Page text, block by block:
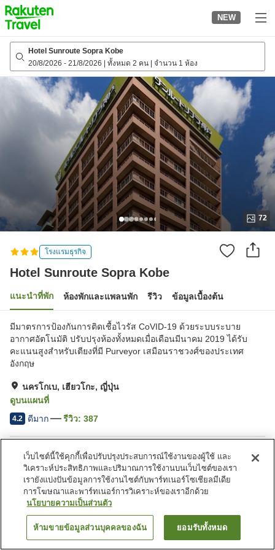
to
top
page
NEW
Hotel Sunroute Sopra Kobe
20/8/2026 - 21/8/2026 ทั้งหมด 2 คน จำนวน 1 ห้อง
72
โรงแรมธุรกิจ
Hotel Sunroute Sopra Kobe
แนะนำที่พัก ห้องพักและแพลนพัก รีวิว ข้อมูลเบื้องต้น
มีมาตรการป้องกันการติดเชื้อไวรัส CoVID-19 ด้วยระบบระบาย
อากาศอัตโนมัติ ปรับปรุงห้องทั้งหมดเมื่อเดือนมีนาคม 2019 ได้รับ
คะแนนสูงสำหรับเตียงที่มี Purveyor เสมือนราชวงศ์ของประเทศ
อังกฤษ
นครโกเบ, เฮียวโกะ, ญี่ปุ่น
ดูบนแผนที่
4.2 ดีมาก รีวิว: 387
สิ่งอำนวยความสะดวกในที่พัก
ที่จอดรถ
สปา/บิวตี้ซาลอน
ร้านอาหาร
ตู้จำหน่ายอัตโนมัติ
หน้าแรก ญี่ปุ่น เฮียวโกะ
นครโกเบ
Hotel Sunroute Sopra Kobe
ค้นหาห้องพัก
เว็บไซต์นี้ใช้คุกกี้เพื่อปรับปรุงประสบการณ์ใช้งานของผู้ใช้ และ
วิเคราะห์ประสิทธิภาพและปริมาณการใช้งานบนเว็บไซต์ของเรา
เรายังแบ่งปันข้อมูลการใช้งานไซต์กับพาร์ทเนอร์โซเชียลมีเดีย
การโฆษณาและพาร์ทเนอร์การวิเคราะห์ของเราอีกด้วย
นโยบายความเป็นส่วนตัว
ห้ามขายข้อมูลส่วนบุคคลของฉัน ยอมรับทั้งหมด